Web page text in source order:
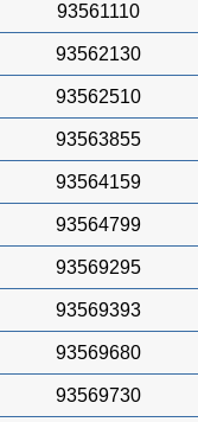
93561110
93562130
93562510
93563855
93564159
93564799
93569295
93569393
93569680
93569730